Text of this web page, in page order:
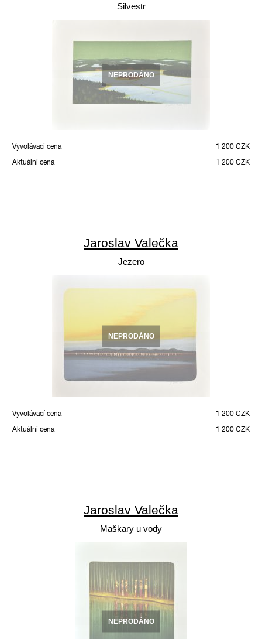
Silvestr
NEPRODÁNO
Vyvolávací cena
1 200 CZK
Aktuální cena
1 200 CZK
Jaroslav Valečka
Jezero
NEPRODÁNO
Vyvolávací cena
1 200 CZK
Aktuální cena
1 200 CZK
Jaroslav Valečka
Maškary u vody
NEPRODÁNO